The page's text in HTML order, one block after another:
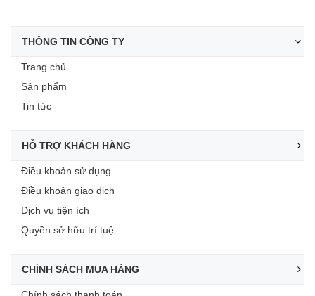
THÔNG TIN CÔNG TY
Trang chủ
Sản phẩm
Tin tức
HỖ TRỢ KHÁCH HÀNG
Điều khoản sử dụng
Điều khoản giao dịch
Dịch vụ tiện ích
Quyền sở hữu trí tuệ
CHÍNH SÁCH MUA HÀNG